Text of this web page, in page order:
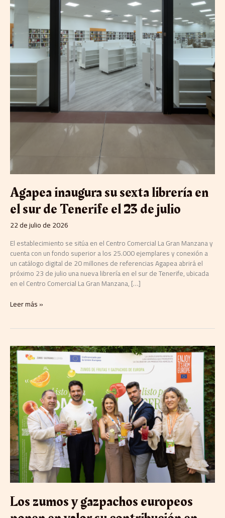
Agapea inaugura su sexta librería en
el sur de Tenerife el 23 de julio
22 de julio de 2026
El establecimiento se sitúa en el Centro Comercial La Gran Manzana y
cuenta con un fondo superior a los 25.000 ejemplares y conexión a
un catálogo digital de 20 millones de referencias Agapea abrirá el
próximo 23 de julio una nueva librería en el sur de Tenerife, ubicada
en el Centro Comercial La Gran Manzana, […]
el
23
de
julio
Leer más »
Los zumos y gazpachos europeos
Los
zumos
y
gazpachos
europeos
ponen
en
valor
su
contribución
en
una
alimentación
variada
equilibrada